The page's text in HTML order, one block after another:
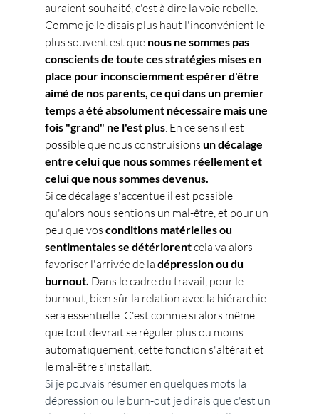
auraient souhaité, c'est à dire la voie rebelle.
Comme je le disais plus haut l'inconvénient le
plus souvent est que nous ne sommes pas
conscients de toute ces stratégies mises en
place pour inconsciemment espérer d'être
aimé de nos parents, ce qui dans un premier
temps a été absolument nécessaire mais une
fois "grand" ne l'est plus. En ce sens il est
possible que nous construisions un décalage
entre celui que nous sommes réellement et
celui que nous sommes devenus.
Si ce décalage s'accentue il est possible
qu'alors nous sentions un mal-être, et pour un
peu que vos conditions matérielles ou
sentimentales se détériorent cela va alors
favoriser l'arrivée de la dépression ou du
burnout. Dans le cadre du travail, pour le
burnout, bien sûr la relation avec la hiérarchie
sera essentielle. C'est comme si alors même
que tout devrait se réguler plus ou moins
automatiquement, cette fonction s'altérait et
le mal-être s'installait.
Si je pouvais résumer en quelques mots la
dépression ou le burn-out je dirais que c'est un